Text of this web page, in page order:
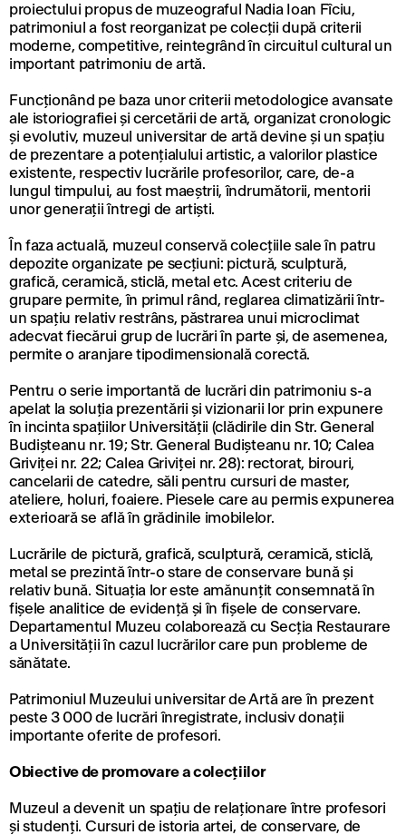
proiectului propus de muzeograful Nadia Ioan Fîciu,
patrimoniul a fost reorganizat pe colecții după criterii
moderne, competitive, reintegrând în circuitul cultural un
important patrimoniu de artă.
Funcționând pe baza unor criterii metodologice avansate
ale istoriografiei și cercetării de artă, organizat cronologic
și evolutiv, muzeul universitar de artă devine și un spațiu
de prezentare a potențialului artistic, a valorilor plastice
existente, respectiv lucrările profesorilor, care, de-a
lungul timpului, au fost maeștrii, îndrumătorii, mentorii
unor generații întregi de artiști.
În faza actuală, muzeul conservă colecțiile sale în patru
depozite organizate pe secțiuni: pictură, sculptură,
grafică, ceramică, sticlă, metal etc. Acest criteriu de
grupare permite, în primul rând, reglarea climatizării într-
un spațiu relativ restrâns, păstrarea unui microclimat
adecvat fiecărui grup de lucrări în parte și, de asemenea,
permite o aranjare tipodimensională corectă.
Pentru o serie importantă de lucrări din patrimoniu s-a
apelat la soluția prezentării și vizionarii lor prin expunere
în incinta spațiilor Universității (clădirile din Str. General
Budișteanu nr. 19; Str. General Budișteanu nr. 10; Calea
Griviței nr. 22; Calea Griviței nr. 28): rectorat, birouri,
cancelarii de catedre, săli pentru cursuri de master,
ateliere, holuri, foaiere. Piesele care au permis expunerea
exterioară se află în grădinile imobilelor.
Lucrările de pictură, grafică, sculptură, ceramică, sticlă,
metal se prezintă într-o stare de conservare bună și
relativ bună. Situația lor este amănunțit consemnată în
fișele analitice de evidență și în fișele de conservare.
Departamentul Muzeu colaborează cu Secția Restaurare
a Universității în cazul lucrărilor care pun probleme de
sănătate.
Patrimoniul Muzeului universitar de Artă are în prezent
peste 3 000 de lucrări înregistrate, inclusiv donații
importante oferite de profesori.
Obiective de promovare a colecțiilor
Muzeul a devenit un spațiu de relaționare între profesori
și studenți. Cursuri de istoria artei, de conservare, de